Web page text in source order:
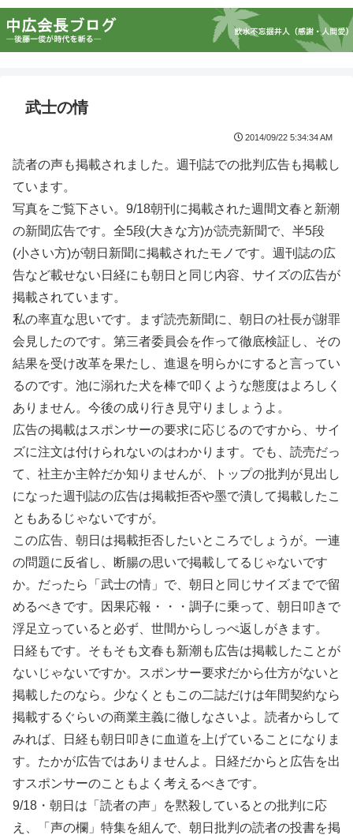
武士の情
2014/09/22 5:34:34 AM
読者の声も掲載されました。週刊誌での批判広告も掲載し
ています。
写真をご覧下さい。9/18朝刊に掲載された週間文春と新潮
の新聞広告です。全5段(大きな方)が読売新聞で、半5段
(小さい方)が朝日新聞に掲載されたモノです。週刊誌の広
告など載せない日経にも朝日と同じ内容、サイズの広告が
掲載されています。
私の率直な思いです。まず読売新聞に、朝日の社長が謝罪
会見したのです。第三者委員会を作って徹底検証し、その
結果を受け改革を果たし、進退を明らかにすると言ってい
るのです。池に溺れた犬を棒で叩くような態度はよろしく
ありません。今後の成り行き見守りましょうよ。
広告の掲載はスポンサーの要求に応じるのですから、サイ
ズに注文は付けられないのはわかります。でも、読売だっ
て、社主か主幹だか知りませんが、トップの批判が見出し
になった週刊誌の広告は掲載拒否や墨で潰して掲載したこ
ともあるじゃないですが。
この広告、朝日は掲載拒否したいところでしょうが。一連
の問題に反省し、断腸の思いで掲載してるじゃないです
か。だったら「武士の情」で、朝日と同じサイズまでで留
めるべきです。因果応報・・・調子に乗って、朝日叩きで
浮足立っていると必ず、世間からしっぺ返しがきます。
日経もです。そもそも文春も新潮も広告は掲載したことが
ないじゃないですか。スポンサー要求だから仕方がないと
掲載したのなら。少なくともこの二誌だけは年間契約なら
掲載するぐらいの商業主義に徹しなさいよ。読者からして
みれば、日経も朝日叩きに血道を上げていることになりま
す。たかが広告ではありませんよ。日経だからと広告を出
すスポンサーのこともよく考えるべきです。
9/18・朝日は「読者の声」を黙殺しているとの批判に応
え、「声の欄」特集を組んで、朝日批判の読者の投書を掲